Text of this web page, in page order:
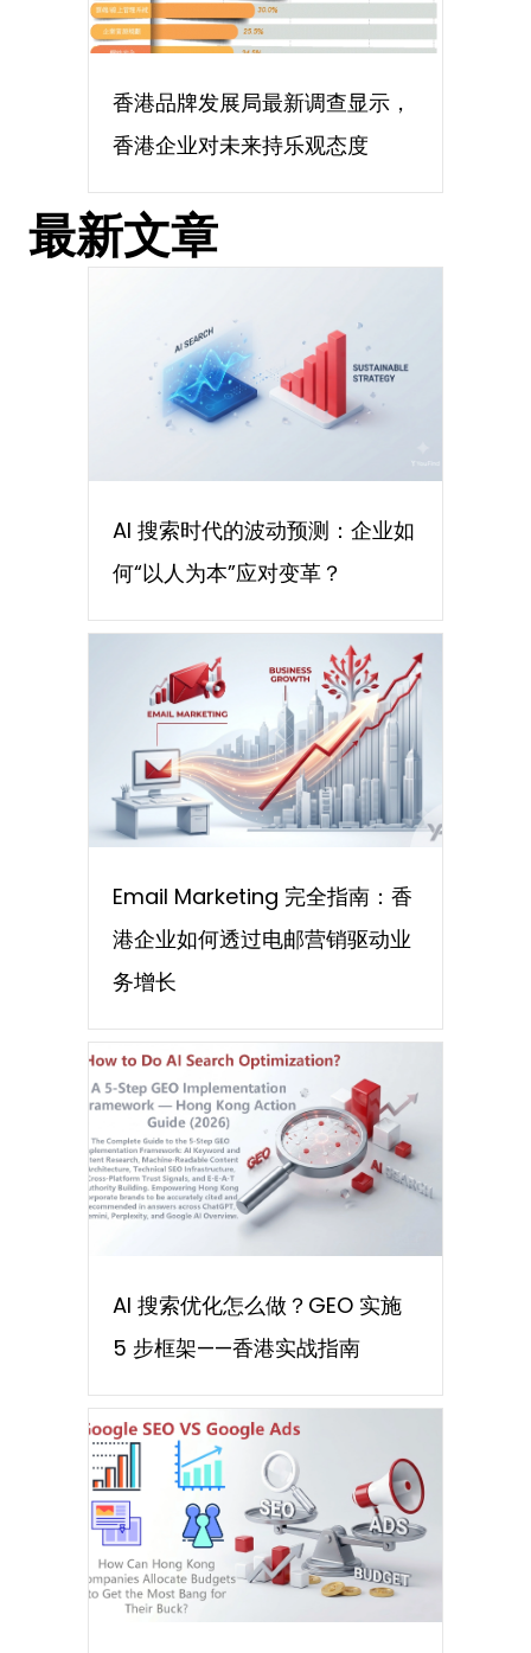
香港品牌发展局最新调查显示，
香港企业对未来持乐观态度
最新文章
AI 搜索时代的波动预测：企业如
何“以人为本”应对变革？
Email Marketing 完全指南：香
港企业如何透过电邮营销驱动业
务增长
AI 搜索优化怎么做？GEO 实施
5 步框架——香港实战指南